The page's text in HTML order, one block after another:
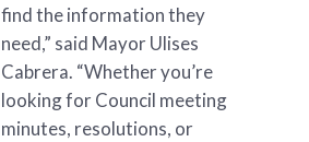
find the information they
need,” said Mayor Ulises
Cabrera. “Whether you’re
looking for Council meeting
minutes, resolutions, or